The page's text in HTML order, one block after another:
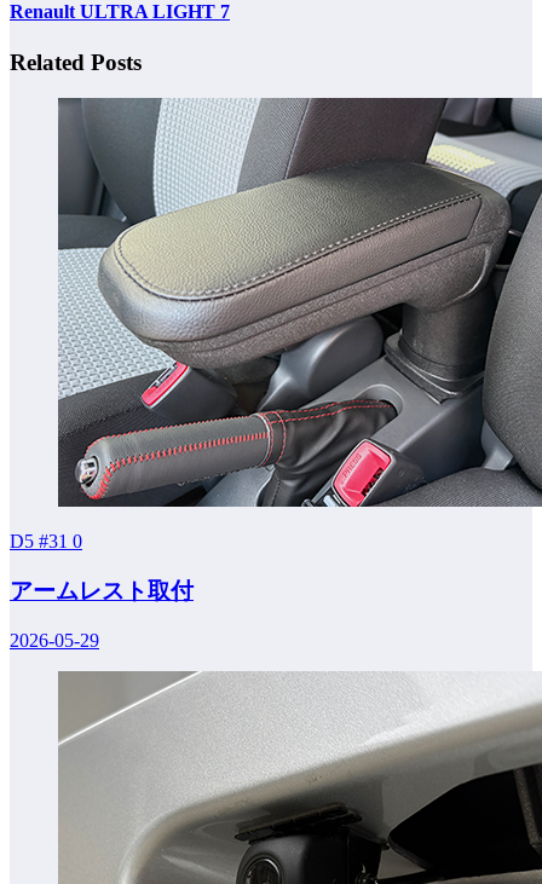
Renault ULTRA LIGHT 7
Related Posts
D5 #31 0
アームレスト取付
2026-05-29